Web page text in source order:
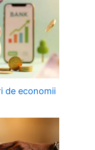
de economii